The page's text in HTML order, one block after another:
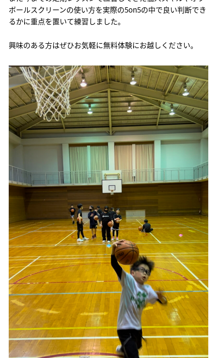
ボールスクリーンの使い方を実際の5on5の中で良い判断でき
るかに重点を置いて練習しました。
興味のある方はぜひお気軽に無料体験にお越しください。